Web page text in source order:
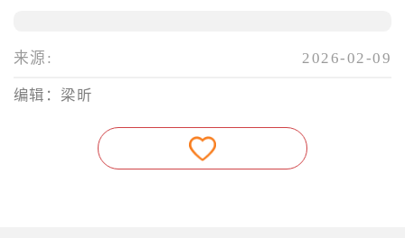
来源: 2026-02-09
编辑：梁昕